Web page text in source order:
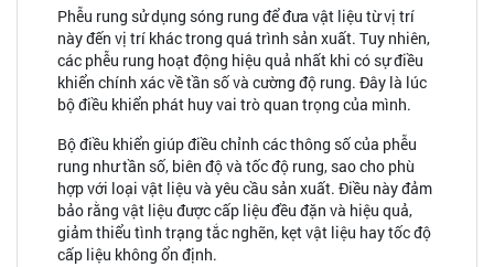
Phễu rung sử dụng sóng rung để đưa vật liệu từ vị trí
này đến vị trí khác trong quá trình sản xuất. Tuy nhiên,
các phễu rung hoạt động hiệu quả nhất khi có sự điều
khiển chính xác về tần số và cường độ rung. Đây là lúc
bộ điều khiển phát huy vai trò quan trọng của mình.
Bộ điều khiển giúp điều chỉnh các thông số của phễu
rung như tần số, biên độ và tốc độ rung, sao cho phù
hợp với loại vật liệu và yêu cầu sản xuất. Điều này đảm
bảo rằng vật liệu được cấp liệu đều đặn và hiệu quả,
giảm thiểu tình trạng tắc nghẽn, kẹt vật liệu hay tốc độ
cấp liệu không ổn định.